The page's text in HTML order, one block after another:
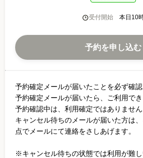
受付開始 本日10
予約を申し込む
予約確定メールが届いたことを必ず確認
予約確定メールが届いたら、ご利用でき
予約確認中は、利用確定ではありません
キャンセル待ちのメールが届いた方は
点でメールにて連絡をさしあげます。
※キャンセル待ちの状態では利用が難し